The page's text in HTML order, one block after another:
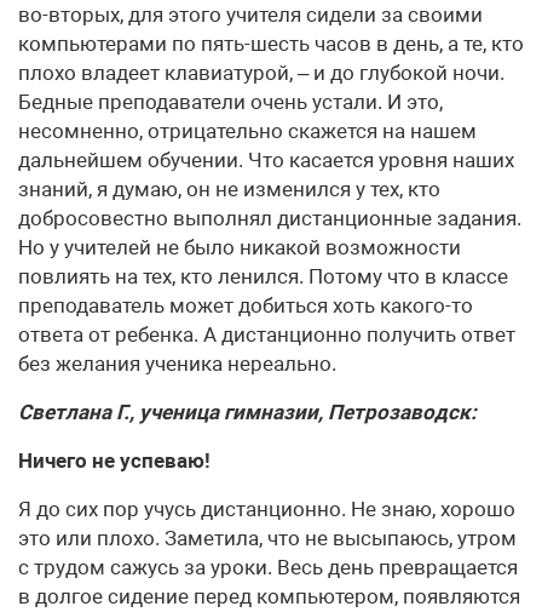
во-вторых, для этого учителя сидели за своими
компьютерами по пять-шесть часов в день, а те, кто
плохо владеет клавиатурой, – и до глубокой ночи.
Бедные преподаватели очень устали. И это,
несомненно, отрицательно скажется на нашем
дальнейшем обучении. Что касается уровня наших
знаний, я думаю, он не изменился у тех, кто
добросовестно выполнял дистанционные задания.
Но у учителей не было никакой возможности
повлиять на тех, кто ленился. Потому что в классе
преподаватель может добиться хоть какого-то
ответа от ребенка. А дистанционно получить ответ
без желания ученика нереально.
Светлана Г., ученица гимназии, Петрозаводск:
Ничего не успеваю!
Я до сих пор учусь дистанционно. Не знаю, хорошо
это или плохо. Заметила, что не высыпаюсь, утром
с трудом сажусь за уроки. Весь день превращается
в долгое сидение перед компьютером, появляются